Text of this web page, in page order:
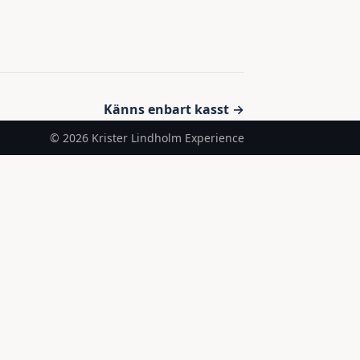
Känns enbart kasst →
© 2026 Krister Lindholm Experience